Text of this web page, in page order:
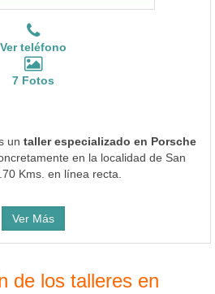
Ver teléfono
7 Fotos
un taller especializado en Porsche
en la localidad de San
Kms. en línea recta.
Ver Más
de los talleres en